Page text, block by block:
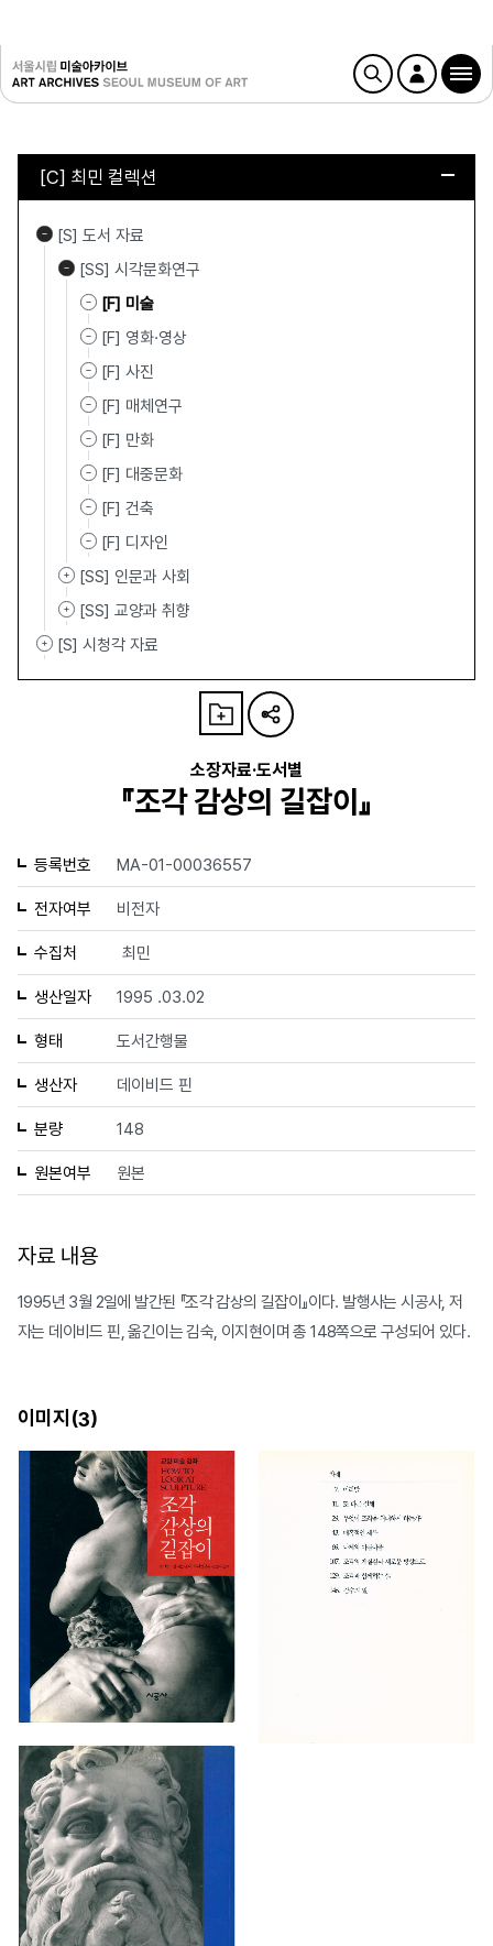
[C] 최민 컬렉션
[S] 도서 자료
[SS] 시각문화연구
[F] 미술
[F] 영화·영상
[F] 사진
[F] 매체연구
[F] 만화
[F] 대중문화
[F] 건축
[F] 디자인
[SS] 인문과 사회
[SS] 교양과 취향
[S] 시청각 자료
소장자료·도서별
『조각 감상의 길잡이』
등록번호 MA-01-00036557
전자여부 비전자
수집처 최민
생산일자 1995 .03.02
형태 도서간행물
생산자 데이비드 핀
분량 148
원본여부 원본
자료 내용
1995년 3월 2일에 발간된 『조각 감상의 길잡이』이다. 발행사는 시공사, 저
자는 데이비드 핀, 옮긴이는 김숙, 이지현이며 총 148쪽으로 구성되어 있다.
이미지(3)